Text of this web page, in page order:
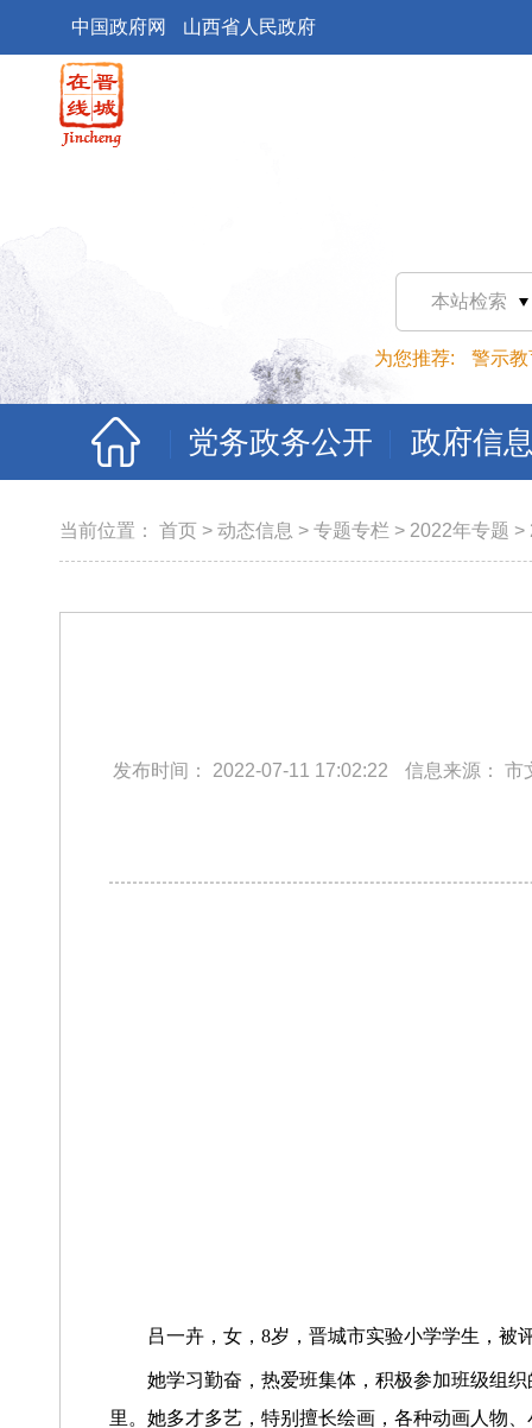
中国政府网 山西省人民政府
本站检索
为您推荐: 警示教
党务政务公开 政府信
当前位置： 首页 > 动态信息 > 专题专栏 > 2022年专题 >
发布时间： 2022-07-11 17:02:22 信息来源： 市
吕一卉，女，8岁，晋城市实验小学学生，被
她学习勤奋，热爱班集体，积极参加班级组
里。她多才多艺，特别擅长绘画，各种动画人物